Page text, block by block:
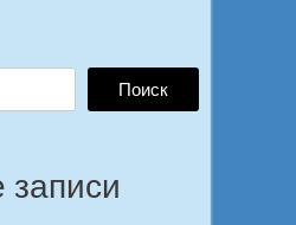
Поиск